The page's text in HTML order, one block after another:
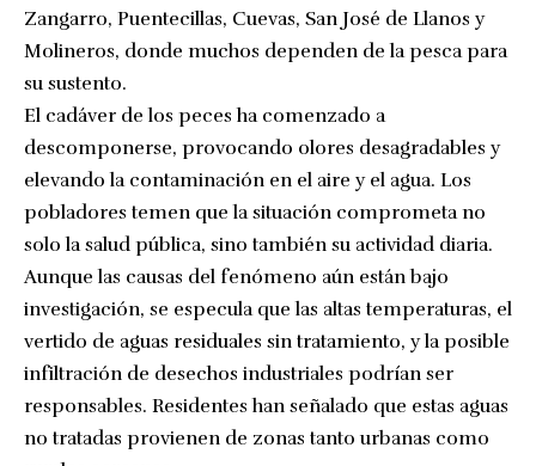
Zangarro, Puentecillas, Cuevas, San José de Llanos y
Molineros, donde muchos dependen de la pesca para
su sustento.
El cadáver de los peces ha comenzado a
descomponerse, provocando olores desagradables y
elevando la contaminación en el aire y el agua. Los
pobladores temen que la situación comprometa no
solo la salud pública, sino también su actividad diaria.
Aunque las causas del fenómeno aún están bajo
investigación, se especula que las altas temperaturas, el
vertido de aguas residuales sin tratamiento, y la posible
infiltración de desechos industriales podrían ser
responsables. Residentes han señalado que estas aguas
no tratadas provienen de zonas tanto urbanas como